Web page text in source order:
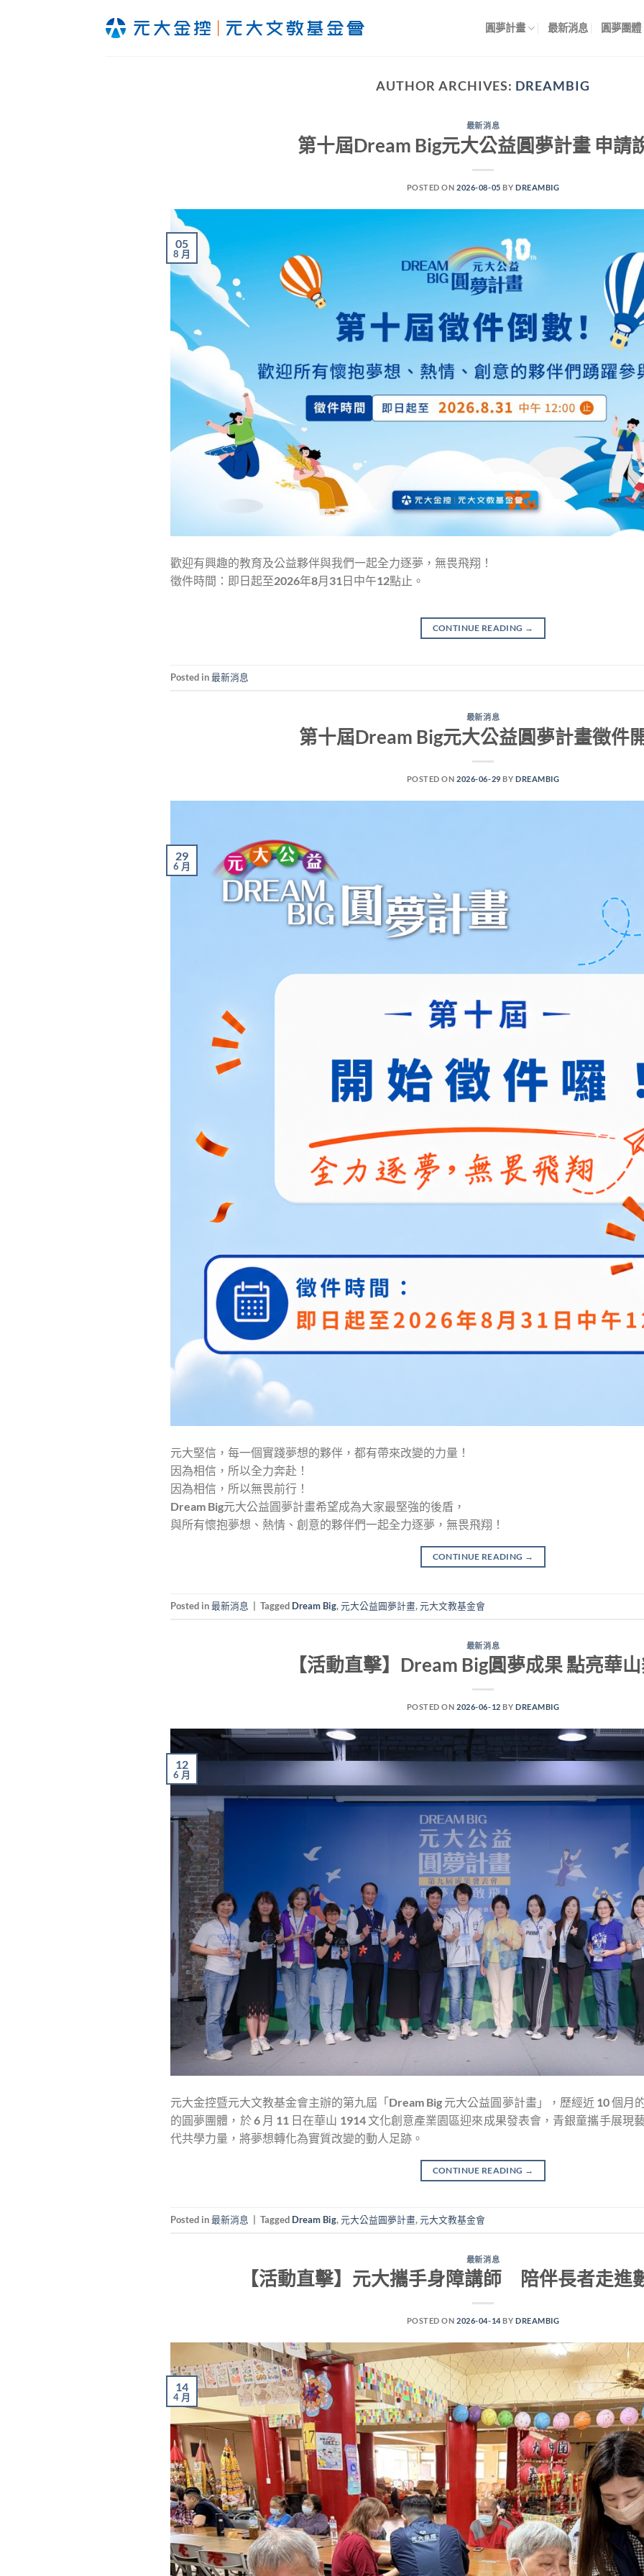
圓夢計畫 最新消息 圓夢團體
AUTHOR ARCHIVES: DREAMBIG
最新消息
第十屆Dream Big元大公益圓夢計畫 申請
POSTED ON2026-08-05 BY DREAMBIG
05
8 月
歡迎有興趣的教育及公益夥伴與我們一起全力逐夢，無畏飛翔！
徵件時間：即日起至2026年8月31日中午12點止。
CONTINUE READING →
Posted in最新消息
最新消息
第十屆Dream Big元大公益圓夢計畫徵件
POSTED ON2026-06-29 BY DREAMBIG
29
6 月
元大堅信，每一個實踐夢想的夥伴，都有帶來改變的力量！
因為相信，所以全力奔赴！
因為相信，所以無畏前行！
Dream Big元大公益圓夢計畫希望成為大家最堅強的後盾，
與所有懷抱夢想、熱情、創意的夥伴們一起全力逐夢，無畏飛翔！
CONTINUE READING →
Posted in最新消息 Tagged Dream Big,元大公益圓夢計畫,元大文教基金會
最新消息
【活動直擊】Dream Big圓夢成果 點亮華
POSTED ON2026-06-12 BY DREAMBIG
12
6 月
元大金控暨元大文教基金會主辦的第九屆「Dream Big 元大公益圓夢計畫」，歷經近 10 個月
的圓夢團體，於 6 月 11 日在華山 1914 文化創意產業園區迎來成果發表會，青銀童攜手展現
代共學力量，將夢想轉化為實質改變的動人足跡。
CONTINUE READING →
Posted in最新消息 Tagged Dream Big,元大公益圓夢計畫,元大文教基金會
最新消息
【活動直擊】元大攜手身障講師 陪伴長者走進
POSTED ON2026-04-14BY DREAMBIG
14
4 月